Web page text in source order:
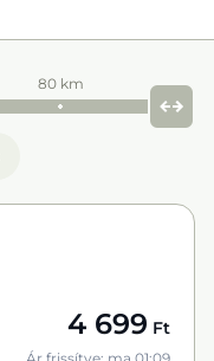
80 km
4 699 Ft